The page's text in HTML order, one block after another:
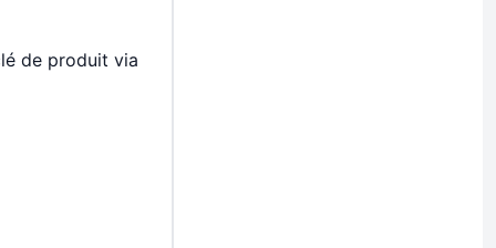
de produit via